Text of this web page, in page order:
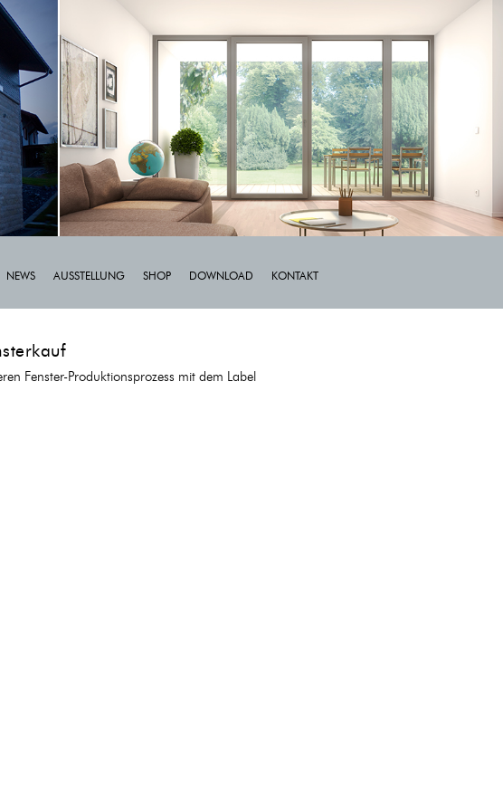
NEWS AUSSTELLUNG SHOP DOWNLOAD KONTAKT
Fenster-Produktionsprozess mit dem Label